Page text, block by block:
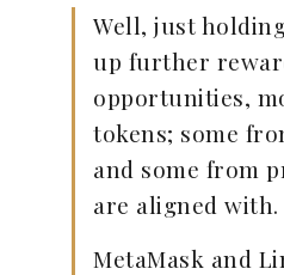
Well, just
up further
opportunities,
tokens; some
and some from
are aligned with.
MetaMask and